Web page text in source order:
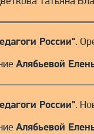
России".
Алябьевой
России".
Алябьевой